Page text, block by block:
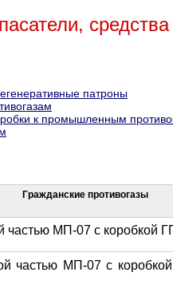
патроны
к промышленным
Гражданские противогазы
частью МП-07 с коробкой
частью МП-07 с